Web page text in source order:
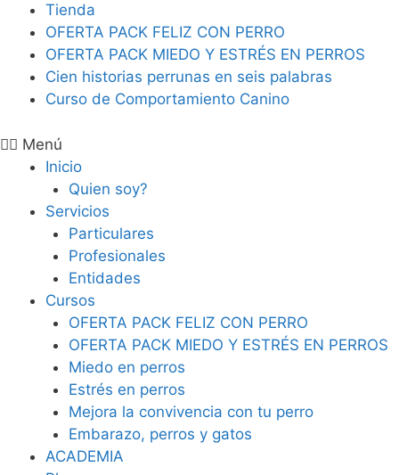
Tienda
OFERTA PACK FELIZ CON PERRO
OFERTA PACK MIEDO Y ESTRÉS EN PERROS
Cien historias perrunas en seis palabras
Curso de Comportamiento Canino
Menú
Inicio
Quien soy?
Servicios
Particulares
Profesionales
Entidades
Cursos
OFERTA PACK FELIZ CON PERRO
OFERTA PACK MIEDO Y ESTRÉS EN PERROS
Miedo en perros
Estrés en perros
Mejora la convivencia con tu perro
Embarazo, perros y gatos
ACADEMIA